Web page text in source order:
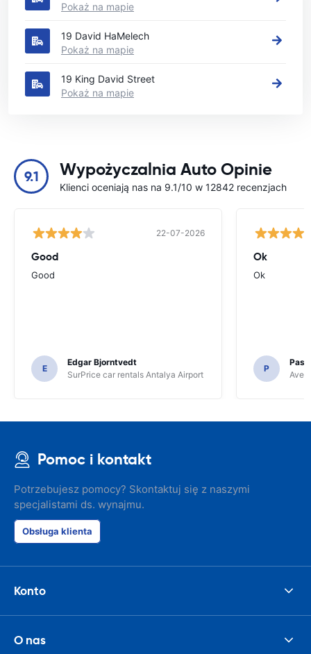
Pokaż na mapie
19 David HaMelech
Pokaż na mapie
19 King David Street
Pokaż na mapie
9.1 Wypożyczalnia Auto Opinie
Klienci oceniają nas na 9.1/10 w 12842 recenzjach
22-07-2026
Good
Good
E
Edgar Bjorntvedt
SurPrice car rentals Antalya Airport
Ok
Ok
P
Avec
Pomoc i kontakt
Potrzebujesz pomocy? Skontaktuj się z naszymi
specjalistami ds. wynajmu.
Obsługa klienta
Konto
O nas